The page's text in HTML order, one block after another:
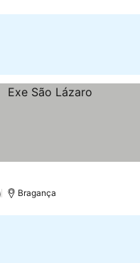
Bragança